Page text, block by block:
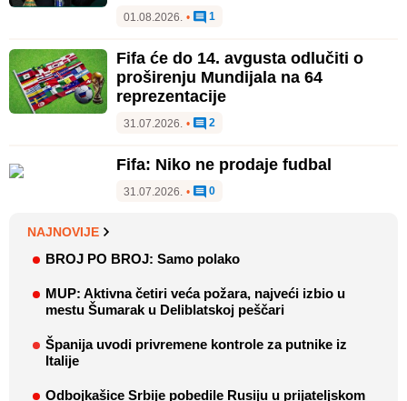
01.08.2026. • 1
Fifa će do 14. avgusta odlučiti o
proširenju Mundijala na 64
reprezentacije
31.07.2026. • 2
Fifa: Niko ne prodaje fudbal
31.07.2026. • 0
NAJNOVIJE
BROJ PO BROJ: Samo polako
MUP: Aktivna četiri veća požara, najveći izbio u
mestu Šumarak u Deliblatskoj peščari
Španija uvodi privremene kontrole za putnike iz
Italije
Odbojkašice Srbije pobedile Rusiju u prijateljskom